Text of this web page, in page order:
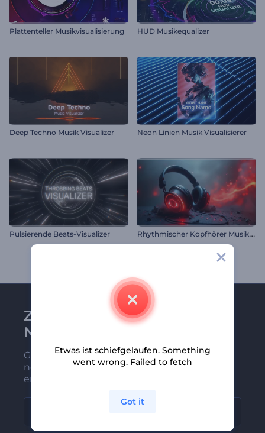
Plattenteller Musikvisualisierung HUD Musikequalizer
Deep Techno Musik Visualizer Neon Linien Musik Visualisierer
Pulsierende Beats-Visualizer R
hythmischer Kopfhörer Musikvisualisierer
Zu Renderforest-
Newsletter anmelden
Gehören Sie zu den Ersten, die unsere
neuesten Nachrichten und Angebote
erhalten
Etwas ist schiefgelaufen. Something
went wrong. Failed to fetch
Got it